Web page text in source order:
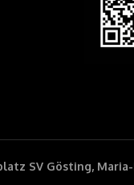
SV Gösting, Maria-